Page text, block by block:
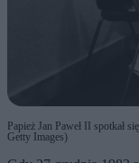
Papież Jan Paweł II spotkał
Getty Images)